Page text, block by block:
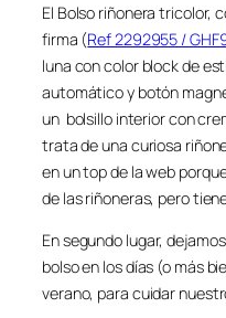
El Bolso riñonera tricolor,
firma (Ref 2292955 /
luna con color block de
automático y botón
un bolsillo interior con
trata de una curiosa
en un top de la web
de las riñoneras, pero
En segundo lugar,
bolso en los días (o más
verano, para cuidar